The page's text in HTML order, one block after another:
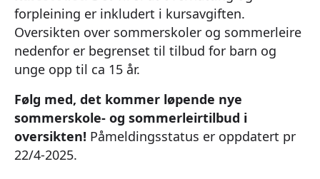
forpleining er inkludert i kursavgiften.
Oversikten over sommerskoler og sommerleire
nedenfor er begrenset til tilbud for barn og
unge opp til ca 15 år.
Følg med, det kommer løpende nye
sommerskole- og sommerleirtilbud i
oversikten! Påmeldingsstatus er oppdatert pr
22/4-2025.